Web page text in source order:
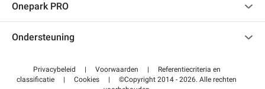
Onepark PRO
Word partner van Onepark
Ondersteuning
Helpcentrum
Privacybeleid | Voorwaarden |
Referentiecriteria en
classificatie
| Cookies |
©Copyright 2014 - 2026. Alle rechten